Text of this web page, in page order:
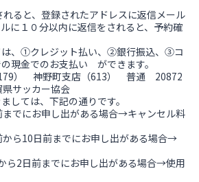
ると、登録されたアドレスに返信メール
に１０分以内に返信をされると、予約確
は、①クレジット払い、②銀行振込、③コ
現金でのお支払い ができます。
） 神野町支店（613） 普通 20872
サッカー協会
しては、下記の通りです。
までにお申し出がある場合→キャンセル料
から10日前までにお申し出がある場合→
ら2日前までにお申し出がある場合→使用